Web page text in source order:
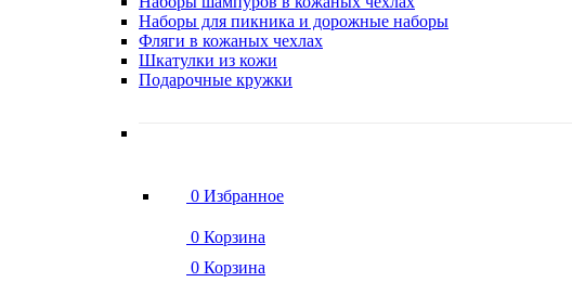
Наборы для пикника и дорожные наборы
Фляги в кожаных чехлах
Шкатулки из кожи
Подарочные кружки
0 Избранное
0 Корзина
0 Корзина